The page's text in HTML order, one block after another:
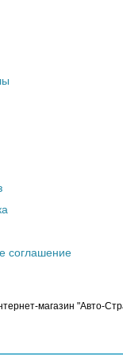
соглашение
магазин "Авто-